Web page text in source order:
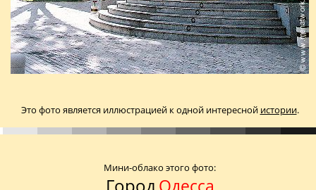
Это фото является иллюстрацией к одной интересной истории.
Мини-облако этого фото: